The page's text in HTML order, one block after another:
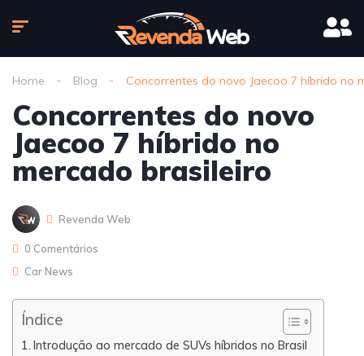
Home Blog Concorrentes do novo Jaecoo 7 híbrido no
Concorrentes do novo
Jaecoo 7 híbrido no
mercado brasileiro
Revenda Web
0 Comentários
Car News
Índice
Introdução ao mercado de SUVs híbridos no Brasil